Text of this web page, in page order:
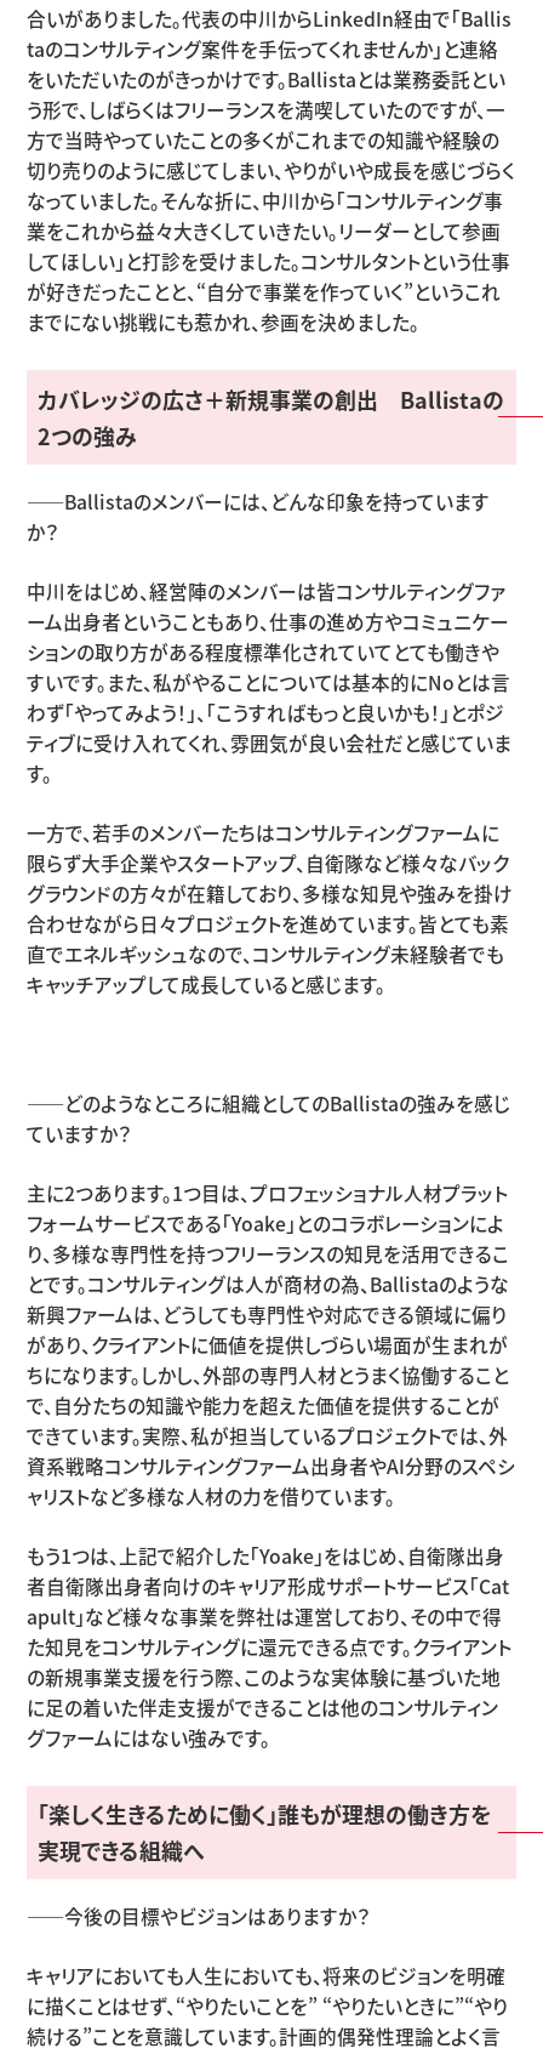
合いがありました。代表の中川からLinkedIn経由で「Ballis
taのコンサルティング案件を手伝ってくれませんか」と連絡
をいただいたのがきっかけです。Ballistaとは業務委託とい
う形で、しばらくはフリーランスを満喫していたのですが、一
方で当時やっていたことの多くがこれまでの知識や経験の
切り売りのように感じてしまい、やりがいや成長を感じづらく
なっていました。そんな折に、中川から「コンサルティング事
業をこれから益々大きくしていきたい。リーダーとして参画
してほしい」と打診を受けました。コンサルタントという仕事
が好きだったことと、“自分で事業を作っていく”というこれ
までにない挑戦にも惹かれ、参画を決めました。
カバレッジの広さ＋新規事業の創出 Ballistaの
2つの強み
——Ballistaのメンバーには、どんな印象を持っています
か？
中川をはじめ、経営陣のメンバーは皆コンサルティングファ
ーム出身者ということもあり、仕事の進め方やコミュニケー
ションの取り方がある程度標準化されていてとても働きや
すいです。また、私がやることについては基本的にNoとは言
わず「やってみよう！」、「こうすればもっと良いかも！」とポジ
ティブに受け入れてくれ、雰囲気が良い会社だと感じていま
す。
一方で、若手のメンバーたちはコンサルティングファームに
限らず大手企業やスタートアップ、自衛隊など様々なバック
グラウンドの方々が在籍しており、多様な知見や強みを掛け
合わせながら日々プロジェクトを進めています。皆とても素
直でエネルギッシュなので、コンサルティング未経験者でも
キャッチアップして成長していると感じます。
——どのようなところに組織としてのBallistaの強みを感じ
ていますか？
主に2つあります。1つ目は、プロフェッショナル人材プラット
フォームサービスである「Yoake」とのコラボレーションによ
り、多様な専門性を持つフリーランスの知見を活用できるこ
とです。コンサルティングは人が商材の為、Ballistaのような
新興ファームは、どうしても専門性や対応できる領域に偏り
があり、クライアントに価値を提供しづらい場面が生まれが
ちになります。しかし、外部の専門人材とうまく協働すること
で、自分たちの知識や能力を超えた価値を提供することが
できています。実際、私が担当しているプロジェクトでは、外
資系戦略コンサルティングファーム出身者やAI分野のスペシ
ャリストなど多様な人材の力を借りています。
もう1つは、上記で紹介した「Yoake」をはじめ、自衛隊出身
者自衛隊出身者向けのキャリア形成サポートサービス「Cat
apult」など様々な事業を弊社は運営しており、その中で得
た知見をコンサルティングに還元できる点です。クライアント
の新規事業支援を行う際、このような実体験に基づいた地
に足の着いた伴走支援ができることは他のコンサルティン
グファームにはない強みです。
「楽しく生きるために働く」誰もが理想の働き方を
実現できる組織へ
——今後の目標やビジョンはありますか？
キャリアにおいても人生においても、将来のビジョンを明確
に描くことはせず、“やりたいことを” “やりたいときに”“やり
続ける”ことを意識しています。計画的偶発性理論とよく言